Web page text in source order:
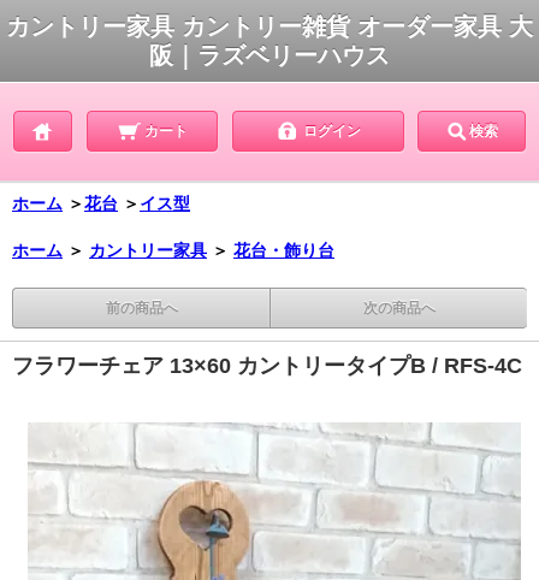
カントリー家具 カントリー雑貨 オーダー家具 大
阪｜ラズベリーハウス
カート ログイン 検索
ホーム ＞花台 ＞ イス型
ホーム ＞ カントリー家具 ＞ 花台・飾り台
前の商品へ 次の商品へ
フラワーチェア 13×60 カントリータイプB / RFS-4C